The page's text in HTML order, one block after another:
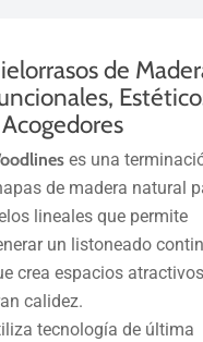
de
es una
de madera natural
lineales que permite
un listoneado
crea espacios
calidez.
tecnología de última